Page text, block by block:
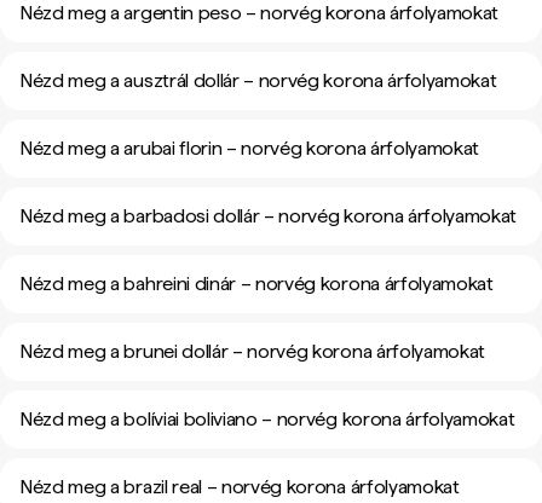
Nézd meg a argentin peso – norvég korona árfolyamokat
Nézd meg a ausztrál dollár – norvég korona árfolyamokat
Nézd meg a arubai florin – norvég korona árfolyamokat
Nézd meg a barbadosi dollár – norvég korona árfolyamokat
Nézd meg a bahreini dinár – norvég korona árfolyamokat
Nézd meg a brunei dollár – norvég korona árfolyamokat
Nézd meg a bolíviai boliviano – norvég korona árfolyamokat
Nézd meg a brazil real – norvég korona árfolyamokat